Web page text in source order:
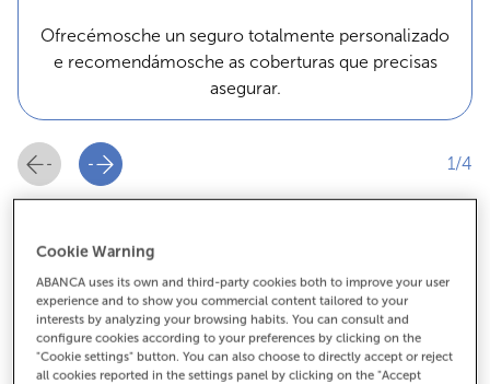
Ofrecémosche un seguro totalmente personalizado
e recomendámosche as coberturas que precisas
asegurar.
1/4
Que cobre este seguro
de negocios?
Cookie Warning
ABANCA uses its own and third-party cookies both to improve your user
experience and to show you commercial content tailored to your
interests by analyzing your browsing habits. You can consult and
configure cookies according to your preferences by clicking on the
"Cookie settings" button. You can also choose to directly accept or reject
all cookies reported in the settings panel by clicking on the "Accept